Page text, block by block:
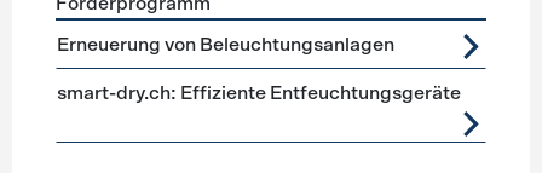
Förderprogramme Geräte, Beleuchtung
Erneuerung von Beleuchtungsanlagen
smart-dry.ch: Effiziente Entfeuchtungsgeräte